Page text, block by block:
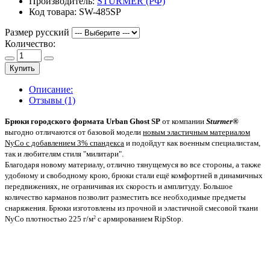
Код товара: SW-485SP
Размер русский
Количество:
Купить
Описание:
Отзывы (1)
Брюки городского формата Urban Ghost SP от компании Sturmer®
выгодно отличаются от базовой модели новым эластичным материалом
NyCo с добавлением 3% спандекса и подойдут как военным специалистам,
так и любителям стиля "милитари".
Благодаря новому материалу, отлично тянущемуся во все стороны, а также
удобному и свободному крою, брюки стали ещё комфортней в динамичных
передвижениях, не ограничивая их скорость и амплитуду. Большое
количество карманов позволит разместить все необходимые предметы
снаряжения. Брюки изготовлены из прочной и эластичной смесовой ткани
NyCo плотностью 225 г/м2 с армированием RipStop.